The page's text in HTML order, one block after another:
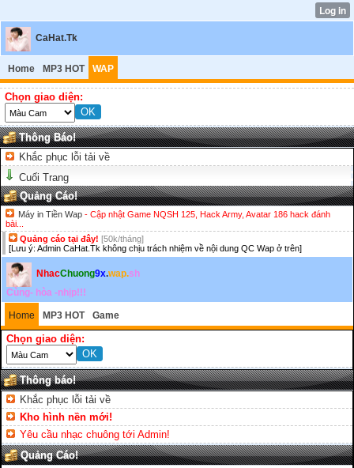
CaHat.Tk
Home MP3 HOT WAP
Chọn giao diện:
Thông Báo!
Khắc phục lỗi tải về
Cuối Trang
Quảng Cáo!
Máy in Tiền Wap - Cập nhật Game NQSH 125, Hack Army, Avatar 186 hack đánh
bài...
Quảng cáo tại đây! [50k/tháng]
[Lưu ý: Admin CaHat.Tk không chịu trách nhiệm về nội dung QC Wap ở trên]
NhacChuong9x.wap.sh
Cùng- hòa -nhịp!!!
Home MP3 HOT Game
Chọn giao diện:
Thông báo!
Khắc phục lỗi tải về
Kho hình nền mới!
Yêu cầu nhạc chuông tới Admin!
Quảng Cáo!